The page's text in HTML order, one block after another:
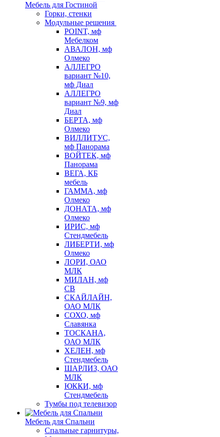
Мебель для Гостиной
Горки, стенки
Модульные решения
POINT, мф
Мебелком
АВАЛОН, мф
Олмеко
АЛЛЕГРО
вариант №10,
мф Диал
АЛЛЕГРО
вариант №9, мф
Диал
БЕРТА, мф
Олмеко
ВИЛЛИТУС,
мф Панорама
ВОЙТЕК, мф
Панорама
ВЕГА, КБ
мебель
ГАММА, мф
Олмеко
ДОНАТА, мф
Олмеко
ИРИС, мф
Стендмебель
ЛИБЕРТИ, мф
Олмеко
ЛОРИ, ОАО
МЛК
МИЛАН, мф
СВ
СКАЙЛАЙН,
ОАО МЛК
СОХО, мф
Славянка
ТОСКАНА,
ОАО МЛК
ХЕЛЕН, мф
Стендмебель
ШАРЛИЗ, ОАО
МЛК
ЮККИ, мф
Стендмебель
Тумбы под телевизор
Мебель для Спальни
Спальные гарнитуры,